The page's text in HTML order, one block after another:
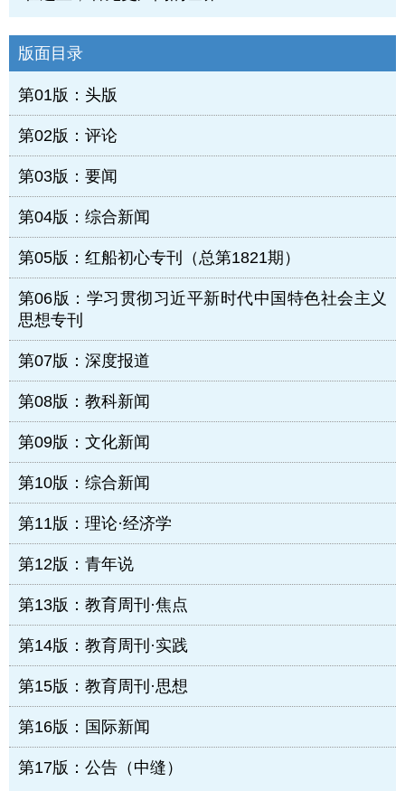
版面目录
第01版：头版
第02版：评论
第03版：要闻
第04版：综合新闻
第05版：红船初心专刊（总第1821期）
第06版：学习贯彻习近平新时代中国特色社会主义
思想专刊
第07版：深度报道
第08版：教科新闻
第09版：文化新闻
第10版：综合新闻
第11版：理论·经济学
第12版：青年说
第13版：教育周刊·焦点
第14版：教育周刊·实践
第15版：教育周刊·思想
第16版：国际新闻
第17版：公告（中缝）